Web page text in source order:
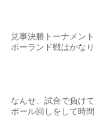
見事決勝トーナメン
ポーランド戦はかな
なんせ、試合で負け
ボール回しをして時